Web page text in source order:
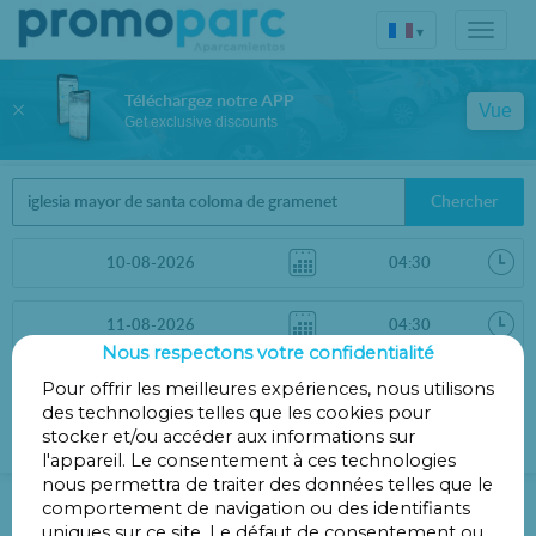
▾
Chercher
Trier par
Distance
Filtres
Parking à Église principale de Santa
Coloma de Gramenet
Nous respectons votre confidentialité
Pour offrir les meilleures expériences, nous utilisons
des technologies telles que les cookies pour
stocker et/ou accéder aux informations sur
l'appareil. Le consentement à ces technologies
nous permettra de traiter des données telles que le
comportement de navigation ou des identifiants
Téléchargez notre APP
Get exclusive discounts
Vue